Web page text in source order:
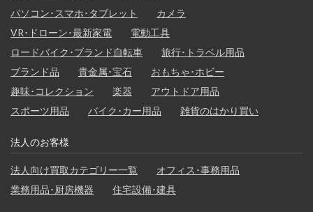
パソコン･スマホ･タブレット
カメラ
VR･ドローン･最新家電
電動工具
ロードバイク･ブランド自転車
旅行･トラベル用品
ブランド品
貴金属･宝石
おもちゃ･ホビー
趣味･コレクション
楽器
アウトドア用品
スポーツ用品
バイク･カー用品 雑貨のはかり買い
法人のお客様
法人向け買取カテゴリー一覧
オフィス･事務用品
業務用品･厨房機器
住宅設備･建具